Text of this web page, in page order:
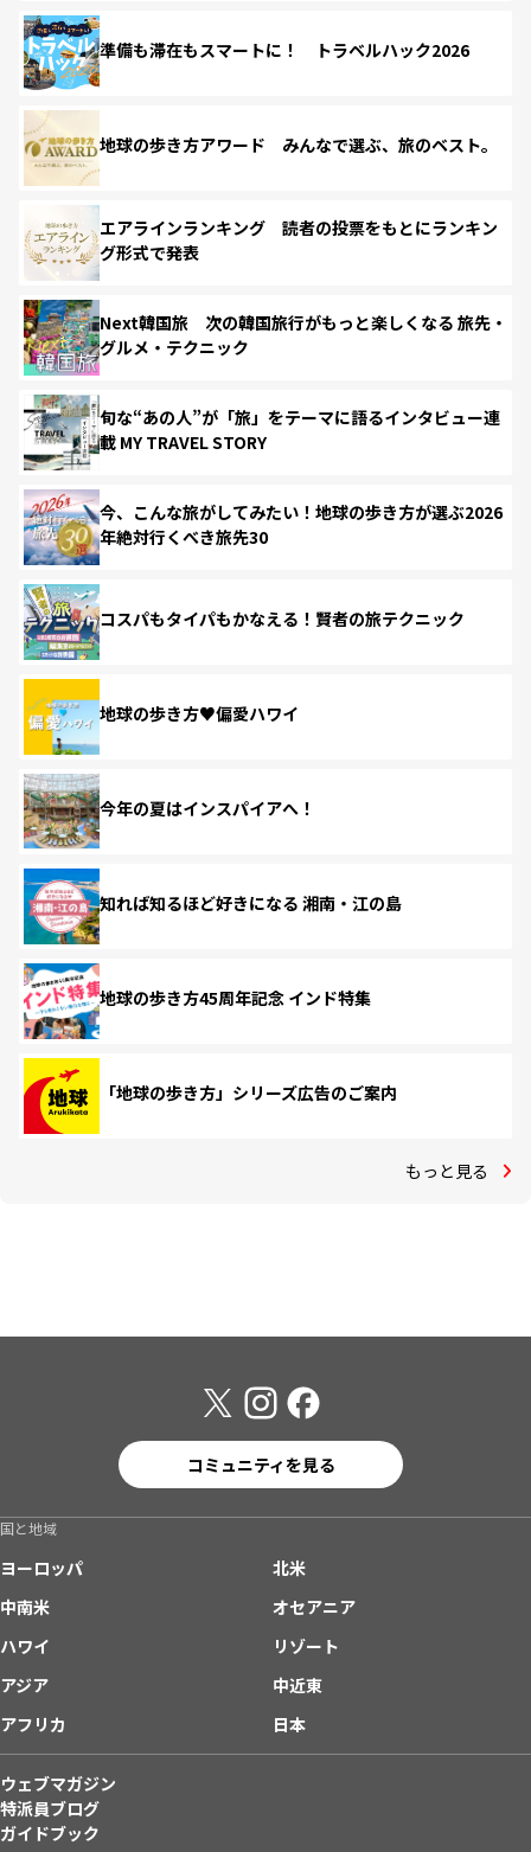
準備も滞在もスマートに！ トラベルハック2026
地球の歩き方アワード みんなで選ぶ、旅のベスト。
エアラインランキング 読者の投票をもとにランキン
グ形式で発表
Next韓国旅 次の韓国旅行がもっと楽しくなる 旅先・
グルメ・テクニック
旬な“あの人”が「旅」をテーマに語るインタビュー連
載 MY TRAVEL STORY
今、こんな旅がしてみたい！地球の歩き方が選ぶ2026
年絶対行くべき旅先30
コスパもタイパもかなえる！賢者の旅テクニック
地球の歩き方♥偏愛ハワイ
今年の夏はインスパイアへ！
知れば知るほど好きになる 湘南・江の島
地球の歩き方45周年記念 インド特集
「地球の歩き方」シリーズ広告のご案内
もっと見る
コミュニティを見る
国と地域
ヨーロッパ
北米
中南米
オセアニア
ハワイ
リゾート
アジア
中近東
アフリカ
日本
ウェブマガジン
特派員ブログ
ガイドブック